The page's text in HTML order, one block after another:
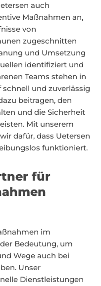
auch
Maßnahmen an,
von
zugeschnitten
und Umsetzung
identifiziert und
Teams stehen in
und zuverlässig
beitragen, den
und die Sicherheit
Mit unserem
dafür, dass Uetersen
funktioniert.
für
im
Bedeutung, um
Wege auch bei
Unser
Dienstleistungen